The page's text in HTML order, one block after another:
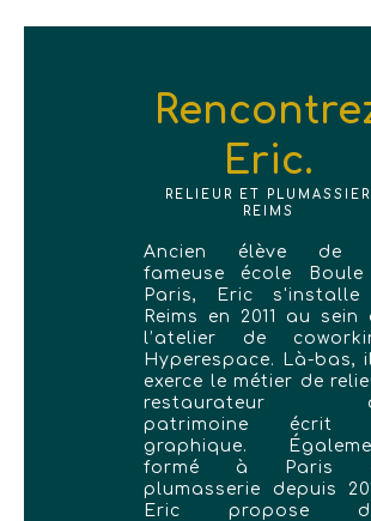
Eric.
RELIEUR ET PLUMASSIER
REIMS
Ancien élève de
fameuse école
Paris, Eric
Reims en 2011 au sein
l’atelier de
Hyperespace. Là-bas,
exerce le métier de
restaurateur
patrimoine écrit
graphique.
formé à Paris
plumasserie depuis
Eric propose